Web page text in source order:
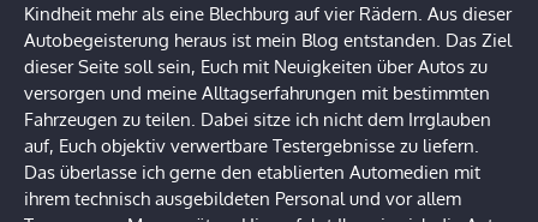
Kindheit mehr als eine Blechburg auf vier Rädern. Aus dieser
Autobegeisterung heraus ist mein Blog entstanden. Das Ziel
dieser Seite soll sein, Euch mit Neuigkeiten über Autos zu
versorgen und meine Alltagserfahrungen mit bestimmten
Fahrzeugen zu teilen. Dabei sitze ich nicht dem Irrglauben
auf, Euch objektiv verwertbare Testergebnisse zu liefern.
Das überlasse ich gerne den etablierten Automedien mit
ihrem technisch ausgebildeten Personal und vor allem